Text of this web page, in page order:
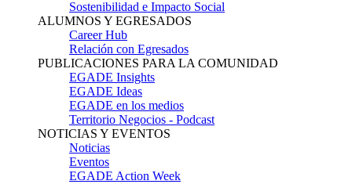
Sostenibilidad e Impacto Social
ALUMNOS Y EGRESADOS
Career Hub
Relación con Egresados
PUBLICACIONES PARA LA COMUNIDAD
EGADE Insights
EGADE Ideas
EGADE en los medios
Territorio Negocios - Podcast
NOTICIAS Y EVENTOS
Noticias
Eventos
EGADE Action Week